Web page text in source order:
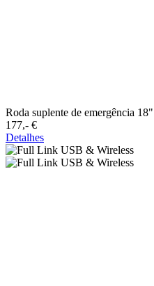
Roda suplente de emergência 18"
177,-‍ €
Detalhes